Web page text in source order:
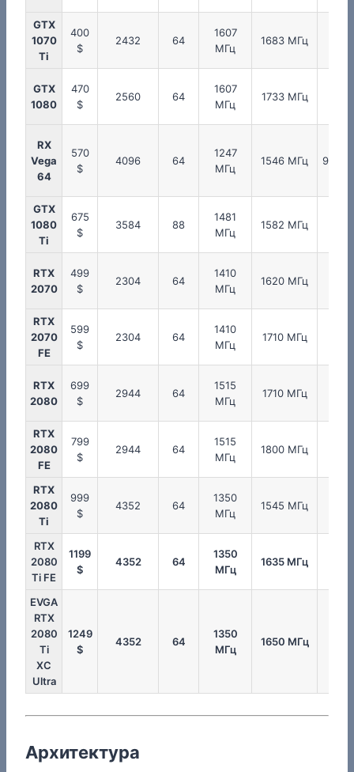
GTX
1070
Ti
400
$
2432 64
1607
МГц
1683 МГц
GTX
1080
470
$
2560 64
1607
МГц
1733 МГц
RX
Vega
64
570
$
4096 64
1247
МГц
1546 МГц 953
GTX
1080
Ti
675
$
3584 88
1481
МГц
1582 МГц
RTX
2070
499
$
2304 64
1410
МГц
1620 МГц
RTX
2070
FE
599
$
2304 64
1410
МГц
1710 МГц
RTX
2080
699
$
2944 64
1515
МГц
1710 МГц
RTX
2080
FE
799
$
2944 64
1515
МГц
1800 МГц
RTX
2080
Ti
999
$
4352 64
1350
МГц
1545 МГц
RTX
2080
Ti FE
1199
$
4352 64
1350
МГц
1635 МГц
EVGA
RTX
2080
Ti
XC
Ultra
1249
$
4352 64
1350
МГц
1650 МГц
Архитектура